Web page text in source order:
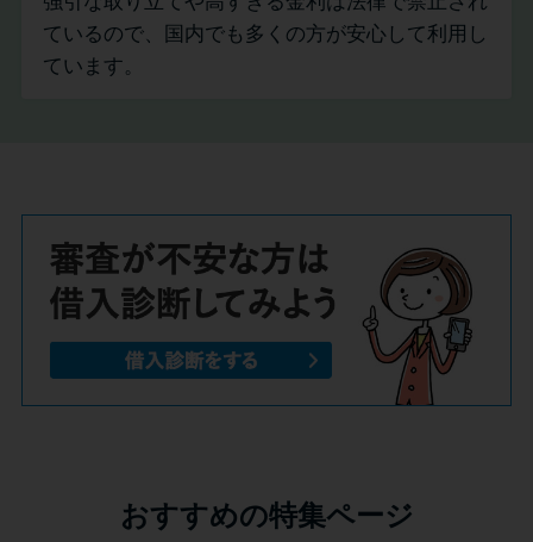
ているので、国内でも多くの方が安心して利用し
ています。
おすすめの特集ページ